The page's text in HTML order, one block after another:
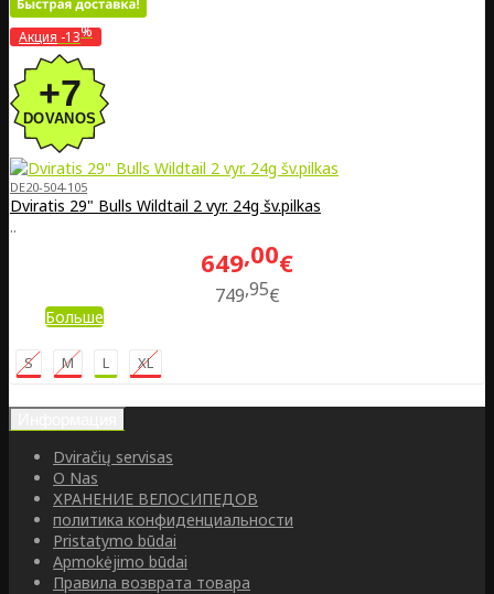
Акция -13%
DE20-504-105
Dviratis 29" Bulls Wildtail 2 vyr. 24g šv.pilkas
..
649 00€
749 95€
Больше
S M L XL
Dviračių servisas
O Nas
ХРАНЕНИЕ ВЕЛОСИПЕДОВ
политика конфиденциальности
Pristatymo būdai
Apmokėjimo būdai
Правила возврата товара